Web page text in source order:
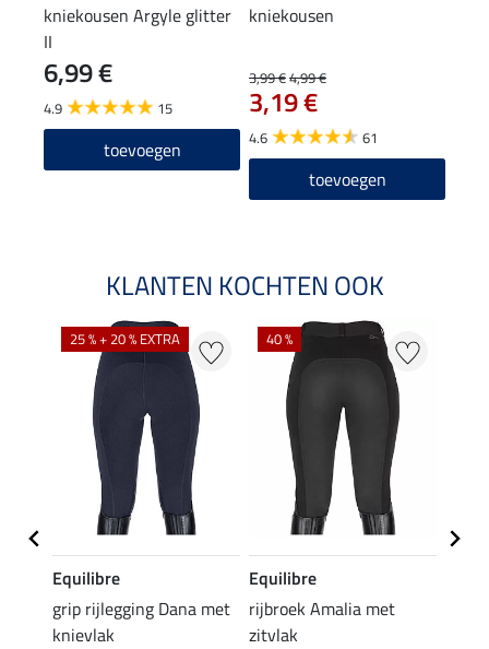
kniekousen Argyle glitter
II
6,99 €
4.9 15
toevoegen
kniekousen
3,99 €4,99 €
3,19 €
4.6 61
toevoegen
KLANTEN KOCHTEN OOK
25 % + 20 % EXTRA
Equilibre
grip rijlegging Dana met
knievlak
40 %
Equilibre
rijbroek Amalia met
zitvlak